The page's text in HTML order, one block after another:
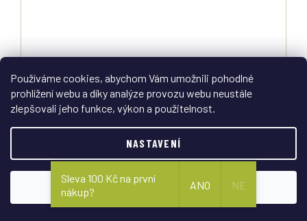
Používáme cookies, abychom Vám umožnili pohodlné
prohlížení webu a díky analýze provozu webu neustále
zlepšovali jeho funkce, výkon a použitelnost.
NASTAVENÍ
SOUHLASÍM
Skladem
DETAIL
Sleva 100 Kč na první
nákup?
ANO NE